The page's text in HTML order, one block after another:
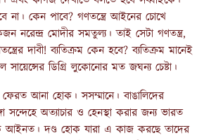
না। কেন পাবে? গণতন্ত্রে আইনের চোখে
নরেন্দ্র মোদীর সমতুল্য। তাই সেটা গণতন্ত্র,
দাবী! ব্যতিক্রম কেন হবে? ব্যতিক্রম মানেই
সায়েন্সের ডিগ্রি লুকোনোর মত জঘন্য চেষ্টা।
ফেরত আনা হোক। সসম্মানে। বাঙালিদের
সন্দেহে অত্যাচার ও হেনস্থা করার জন্য ভারত
আইনত। দণ্ড হোক যারা এ কাজ করছে তাদের